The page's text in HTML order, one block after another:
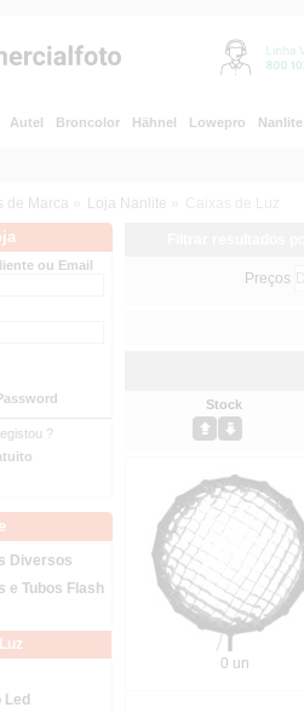
Autel Broncolor Hähnel Lowepro Nanlite
de Marca » Loja Nanlite » Caixas de Luz
ou Email
?
Diversos
e Tubos Flash
Led
Preços
Stock
0 un